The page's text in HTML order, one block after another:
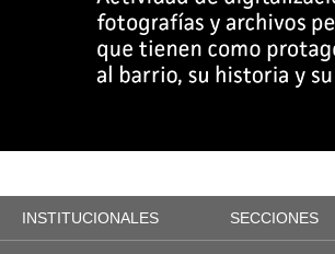
INSTITUCIONALES SECCIONES